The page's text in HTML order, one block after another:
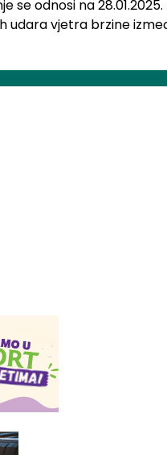
se odnosi na 28.01.2025.
udara vjetra brzine